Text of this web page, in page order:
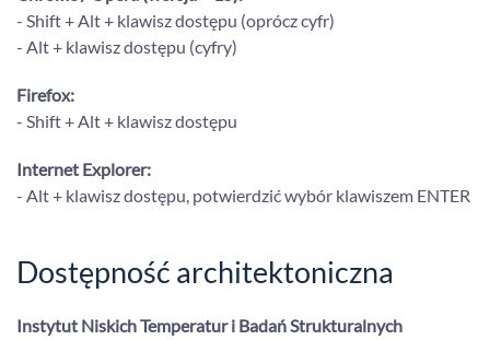
- Shift + Alt + klawisz dostępu (oprócz cyfr)
- Alt + klawisz dostępu (cyfry)
Firefox:
- Shift + Alt + klawisz dostępu
Internet Explorer:
- Alt + klawisz dostępu, potwierdzić wybór klawiszem ENTER
Dostępność architektoniczna
Instytut Niskich Temperatur i Badań Strukturalnych